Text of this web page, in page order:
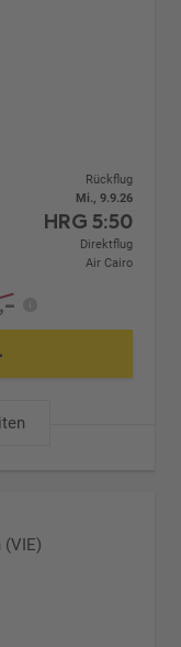
Rückflug
Mi., 9.9.26
HRG 5:50
Direktflug
Air Cairo
(VIE)